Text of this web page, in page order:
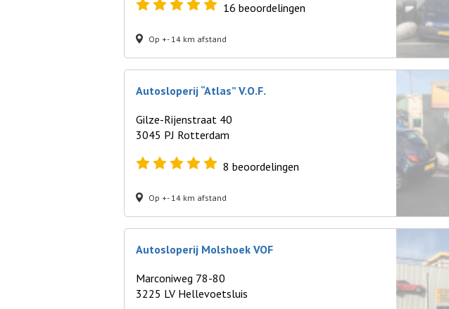
16 beoordelingen
Op +- 14 km afstand
Autosloperij “Atlas” V.O.F.
Gilze-Rijenstraat 40
3045 PJ Rotterdam
8 beoordelingen
Op +- 14 km afstand
Autosloperij Molshoek VOF
Marconiweg 78-80
3225 LV Hellevoetsluis